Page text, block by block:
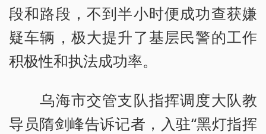
段和路段，不到半小时便成功查获嫌
疑车辆，极大提升了基层民警的工作
积极性和执法成功率。
乌海市交管支队指挥调度大队教
导员隋剑峰告诉记者，入驻“黑灯指挥